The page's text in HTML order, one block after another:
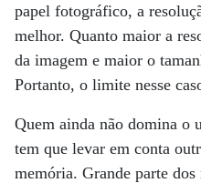
papel fotográfico, a
melhor. Quanto maior a
da imagem e maior o
Portanto, o limite nesse
Quem ainda não domina o
tem que levar em conta
memória. Grande parte